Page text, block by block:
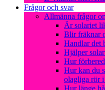
Frågor och svar
Allmänna frågor
Är solariet
Blir fräknar
Handlar det
Hjälper
Hur
Hur kan du
olagliga rör
Hur länge